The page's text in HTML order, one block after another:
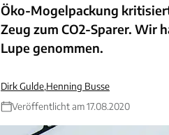
Öko-Mogelpackung
Zeug zum CO2-Sparer. Wir
Lupe genommen.
Dirk Gulde,Henning Busse
Veröffentlicht am 17.08.2020